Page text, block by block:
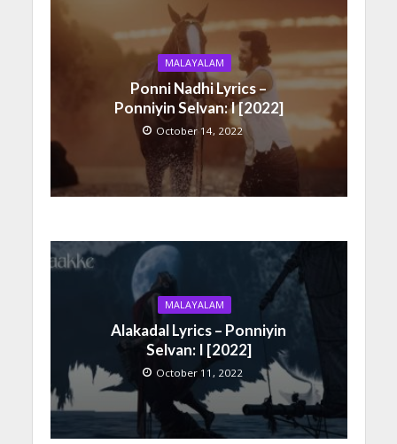
MALAYALAM
Ponni Nadhi Lyrics –
Ponniyin Selvan: I [2022]
October 14, 2022
MALAYALAM
Alakadal Lyrics – Ponniyin
Selvan: I [2022]
October 11, 2022